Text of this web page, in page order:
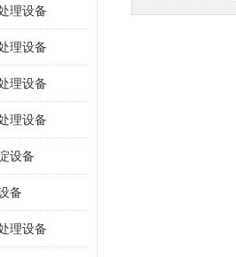
理设备
理设备
理设备
理设备
设备
备
理设备